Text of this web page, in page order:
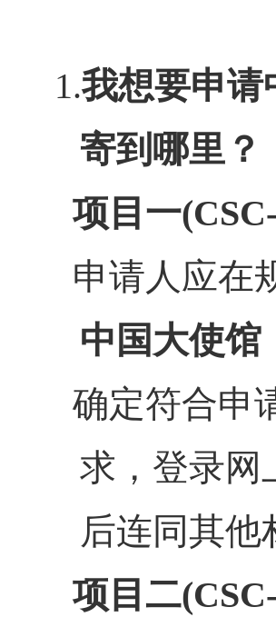
1.我想要申请
寄到哪里？
项目一
申请人应在
中国大使馆
确定符合申
求，登录网
后连同其他
项目二